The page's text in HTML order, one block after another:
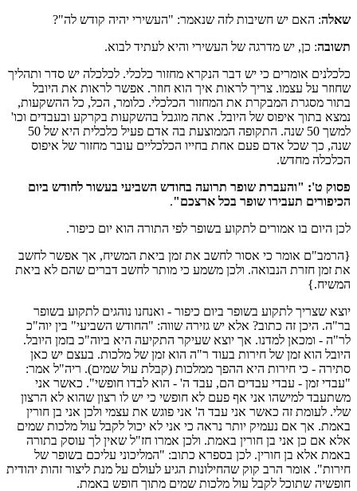
שאלה: האם יש חשיבות לזה שנאמר: "העשירי יהיה קודש לה"?
תשובה: כן, יש מדרגה של העשירי והיא לעתיד לבוא.
כלכלנים אומרים כי יש דבר הנקרא מחזור כלכלי. לכלכלה יש סדר ותהליך
שחוזר על עצמו. צריך לראות איך הוא חוזר. אפשר לראות את היובל
בתור מסגרת המבקרת את המחזור הכלכלי. כלומר, הכל, כל ההשקעות,
נמצא בתוך איפוס של היובל. אתה מוגבל בהשקעות בקרקע ובעבדים וכו'
למשך 50 שנה. התקופה הממוצעת בה אדם פעיל כלכלית היא של 50
שנה, כך שכל אדם פעם אחת בחייו הכלכליים עובר מחזור של איפוס
הכלכלה מחדש.
פסוק ט': "והעברת שופר תרועה בחודש השביעי בעשור לחודש ביום
הכיפורים תעבירו שופר בכל ארצכם".
לכן היום בו אמורים לתקוע בשופר לפי התורה הוא יום כיפור.
{הרמב"ם אומר כי אסור לחשב את זמן ביאת המשיח, אך אפשר לחשב
את זמן חזרת הנבואה. ולכן משמע כי מותר לחשב דברים שהם לא ביאת
המשיח.}
יוצא שצריך לתקוע בשופר ביום כיפור - ואנחנו נוהגים לתקוע בשופר
בר"ה. היכן זה כתוב? אלא יש גזירה שווה: "החודש השביעי" בין יוה"כ
לר"ה - ומכאן למדנו. אך יוצא שעיקר התקיעה היא ביוה"כ בזמן היובל.
היובל הוא זמן של חירות בעוד ר"ה הוא זמן של מלכות. בעצם יש כאן
סתירה - כי חירות היא ההפך ממלכות (קבלת עול שמים). ריה"ל אמר:
"עבדי זמן - עבדי עבדים הם, עבד ה' - הוא לבדו חופשי". כאשר אני
משתעבד למישהו אני אף פעם לא חופשי כי יש לו רצון שהוא לא הרצון
שלי. לעומת זה כאשר אני עבד ה' אני פוגש את עצמי ולכן אני בן חורין
באמת. אך אם נעמיק יותר נראה כי אני לא יכול לקבל עול מלכות שמים
אלא אם כן אני בן חורין באמת. ולכן אמרו חז"ל שאין לך עוסק בתורה
באמת אלא בן חורין. לכן בספרא כתוב: "המליכוני עליכם בשופר של
חירות". אומר הרב קוק שהחילונות הגיע לעולם על מנת ליצור זהות יהודית
חופשיה שתוכל לקבל עול מלכות שמים מתוך חופש באמת.